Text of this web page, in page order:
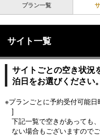
プラン一覧
サイト一覧
サイトごとの空き状況
泊日をお選びください。
※プランごとに予約受付可能
]
下記一覧で空きがあっても
ない場合もございますので